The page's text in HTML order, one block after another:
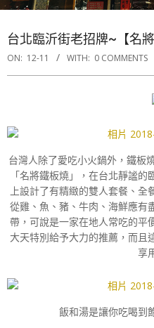
台北臨沂街老招牌~【名將
ON: 12-11 WITH: 0 COMMENTS
台灣人除了愛吃小火鍋外，鐵板
「名將鐵板燒」，在台北靜謐
上設計了有精緻的雙人套餐、
從雞、魚、豬、牛肉、海鮮應有
帶，可說是一家在地人常吃的平
大天特別給予大力的推薦，而且
享
飯和湯是讓你吃喝到